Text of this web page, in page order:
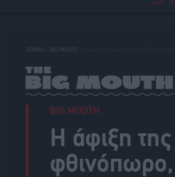
ΑΡΧΙΚΗ BIG MOUTH
BIG MOUTH
Η άφιξη